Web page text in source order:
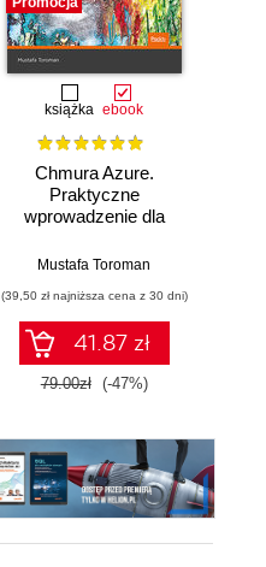
książka ebook
Chmura Azure.
Praktyczne
wprowadzenie dla
Implementacja,
zarządzanie
ważnymi usługami
i komponentami
IaaS/PaaS
Mustafa Toroman
(39,50 zł najniższa cena z 30 dni)
41.87 zł
79.00zł (-47%)